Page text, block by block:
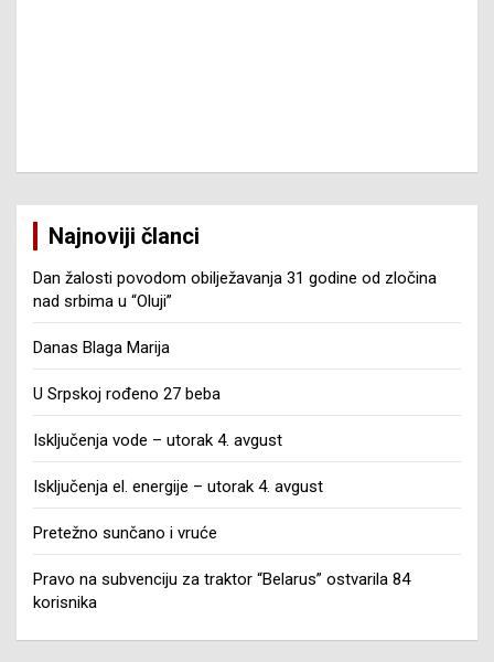
Najnoviji članci
Dan žalosti povodom obilježavanja 31 godine od zločina
nad srbima u “Oluji”
Danas Blaga Marija
U Srpskoj rođeno 27 beba
Isključenja vode – utorak 4. avgust
Isključenja el. energije – utorak 4. avgust
Pretežno sunčano i vruće
Pravo na subvenciju za traktor “Belarus” ostvarila 84
korisnika